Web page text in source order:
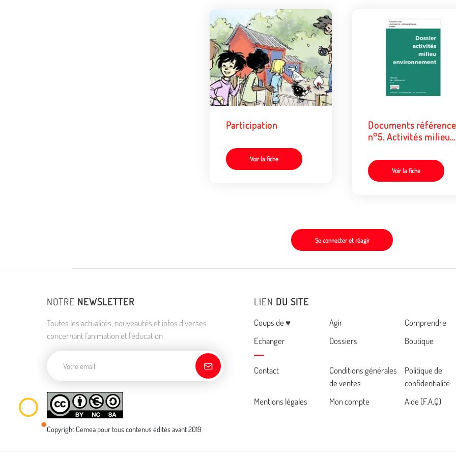
Participation
Voir la fiche
Documents référence
n°5. Activités milieu
Voir la fiche
Se connecter et réagir
NOTRE NEWSLETTER
Toutes les actualités, nouveautés et infos diverses
concernant l'animation et l'éducation
Copyright Cemea pour tous contenus édités avant 2019
LIEN DU SITE
Menu
Coups de ♥ Agir
Comprendre
Echanger
Dossiers Boutique
Cemea
footer
Contact
Conditions générales
de ventes
Politique de
confidentialité
Mentions légales
Mon compte Aide (F.A.Q)